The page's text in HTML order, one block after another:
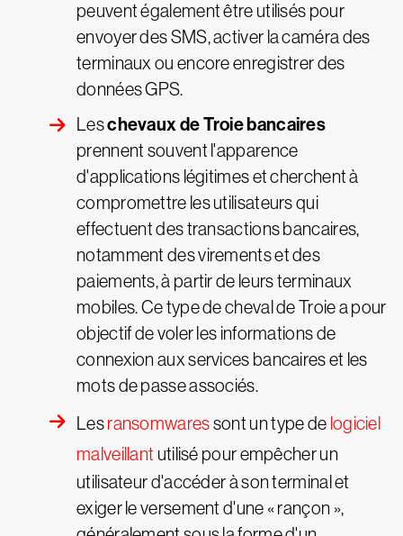
peuvent également être utilisés pour
envoyer des SMS, activer la caméra des
terminaux ou encore enregistrer des
données GPS.
Leschevaux de Troie bancaires
prennent souvent l'apparence
d'applications légitimes et cherchent à
compromettre les utilisateurs qui
effectuent des transactions bancaires,
notamment des virements et des
paiements, à partir de leurs terminaux
mobiles. Ce type de cheval de Troie a pour
objectif de voler les informations de
connexion aux services bancaires et les
mots de passe associés.
Lesransomwaressont un type de logiciel
malveillant utilisé pour empêcher un
utilisateur d'accéder à son terminal et
exiger le versement d'une « rançon »,